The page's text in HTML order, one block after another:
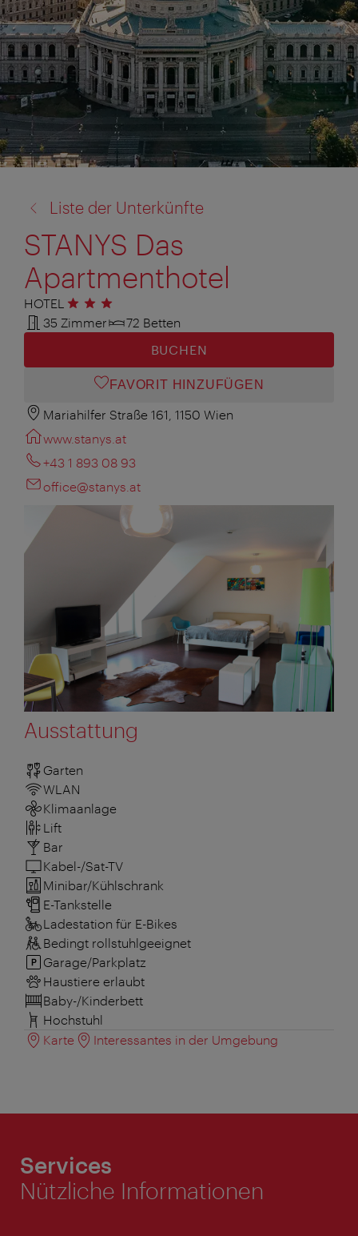
zu:
Liste der Unterkünfte
STANYS Das
Apartmenthotel
HOTEL 3 Sterne
35 Zimmer
72 Betten
BUCHEN
FAVORIT HINZUFÜGEN
Mariahilfer Straße 161, 1150 Wien
www.stanys.at
+43 1 893 08 93
office@stanys.at
Ausstattung
Garten
WLAN
Klimaanlage
Lift
Bar
Kabel-/Sat-TV
Minibar/Kühlschrank
E-Tankstelle
Ladestation für E-Bikes
Bedingt rollstuhlgeeignet
Garage/Parkplatz
Haustiere erlaubt
Baby-/Kinderbett
Hochstuhl
Karte
Interessantes in der Umgebung
Services
Nützliche Informationen